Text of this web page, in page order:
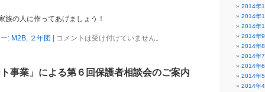
族の人に作ってあげましょう！
: M2B, ２年団 コメントは受け付けていません。
事業」による第６回保護者相談会のご案内
2014年
2014年
2014年
2014年9
2014年8
2014年7
2014年6
2014年5
2014年4